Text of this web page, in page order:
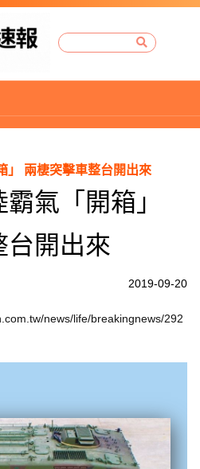
」 兩棲突擊車整台開出來
氣「開箱」
台開出來
2019-09-20
news/life/breakingnews/292